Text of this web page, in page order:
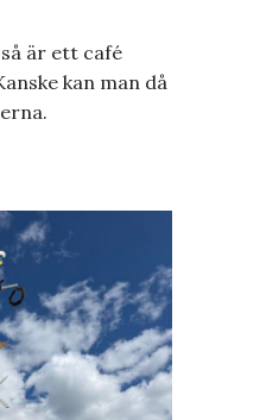
är ett café
kan man då